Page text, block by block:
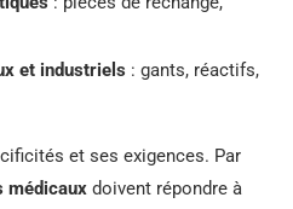
et industriels : gants, réactifs,
et ses exigences. Par
médicaux doivent répondre à